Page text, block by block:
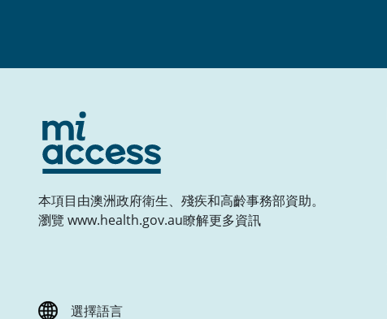
本項目由澳洲政府衛生、殘疾和高齡事務部資助。
瀏覽 www.health.gov.au瞭解更多資訊
選擇語言